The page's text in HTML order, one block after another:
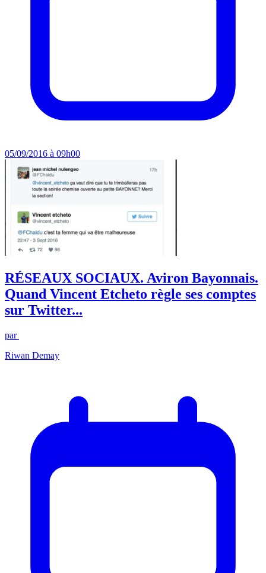
05/09/2016 à 09h00
RÉSEAUX SOCIAUX. Aviron Bayonnais.
Quand Vincent Etcheto règle ses comptes
sur Twitter...
par
Riwan Demay